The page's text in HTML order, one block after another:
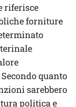
riferisce
forniture
quanto
sarebbero
politica e